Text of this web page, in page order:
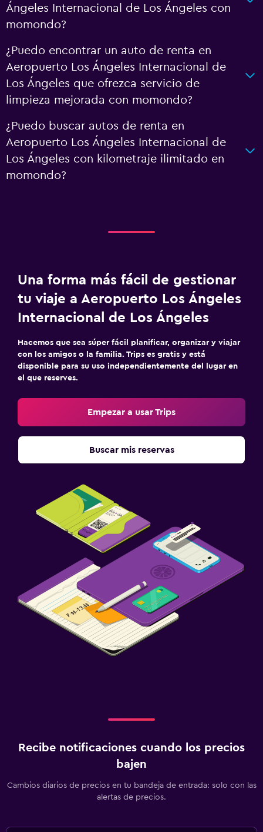
Ángeles Internacional de Los Ángeles con
momondo?
¿Puedo encontrar un auto de renta en
Aeropuerto Los Ángeles Internacional de
Los Ángeles que ofrezca servicio de
limpieza mejorada con momondo?
¿Puedo buscar autos de renta en
Aeropuerto Los Ángeles Internacional de
Los Ángeles con kilometraje ilimitado en
momondo?
Una forma más fácil de gestionar
tu viaje a Aeropuerto Los Ángeles
Internacional de Los Ángeles
Hacemos que sea súper fácil planificar, organizar y viajar
con los amigos o la familia. Trips es gratis y está
disponible para su uso independientemente del lugar en
el que reserves.
Empezar a usar Trips
Buscar mis reservas
Recibe notificaciones cuando los precios
bajen
Cambios diarios de precios en tu bandeja de entrada: solo con las
alertas de precios.